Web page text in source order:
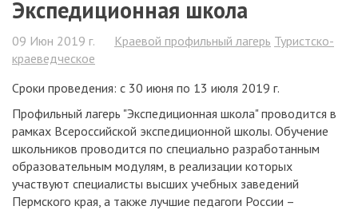
Экспедиционная школа
09 Июн 2019 г. Краевой профильный лагерь Туристско-
краеведческое
Сроки проведения: с 30 июня по 13 июля 2019 г.
Профильный лагерь "Экспедиционная школа" проводится в
рамках Всероссийской экспедиционной школы. Обучение
школьников проводится по специально разработанным
образовательным модулям, в реализации которых
участвуют специалисты высших учебных заведений
Пермского края, а также лучшие педагоги России –